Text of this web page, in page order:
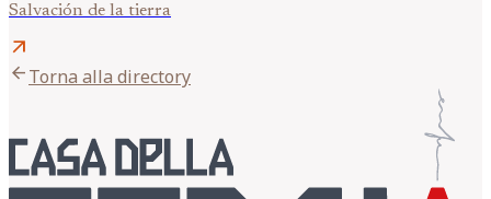
Salvación de la tierra
arrow_outward
arrow_backTorna alla directory